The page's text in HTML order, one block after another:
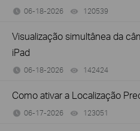
06-18-2026 120539
Visualização simultânea da
iPad
06-18-2026 142424
Como ativar a Localização
06-17-2026 123051